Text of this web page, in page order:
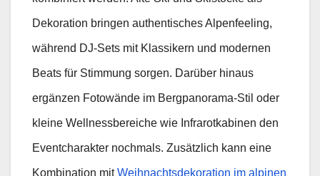
Dekoration bringen authentisches Alpenfeeling,
während DJ-Sets mit Klassikern und modernen
Beats für Stimmung sorgen. Darüber hinaus
ergänzen Fotowände im Bergpanorama-Stil oder
kleine Wellnessbereiche wie Infrarotkabinen den
Eventcharakter nochmals. Zusätzlich kann eine
Kombination mitWeihnachtsdekoration im alpinen